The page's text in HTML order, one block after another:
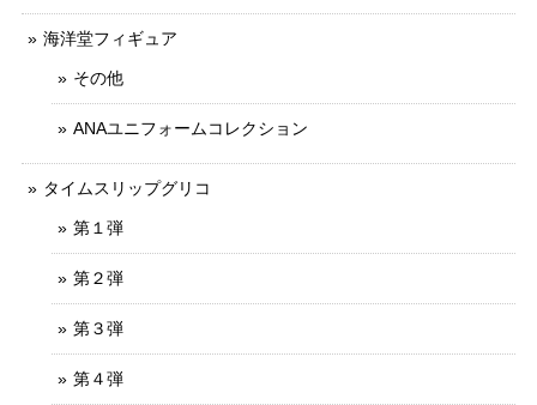
海洋堂フィギュア
その他
ANAユニフォームコレクション
タイムスリップグリコ
第１弾
第２弾
第３弾
第４弾